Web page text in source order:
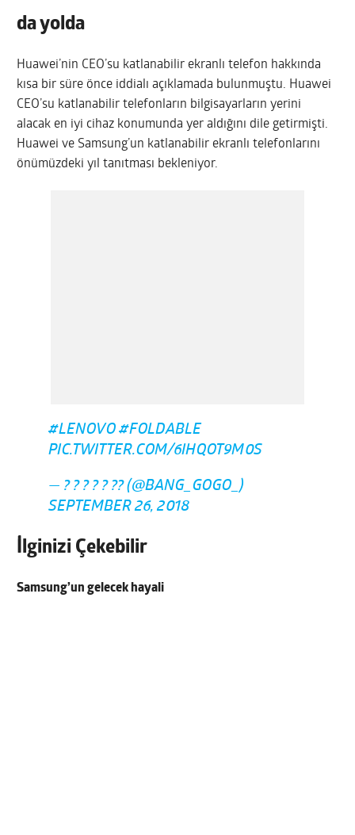
da yolda
Huawei’nin CEO’su katlanabilir ekranlı telefon hakkında
kısa bir süre önce iddialı açıklamada bulunmuştu. Huawei
CEO’su katlanabilir telefonların bilgisayarların yerini
alacak en iyi cihaz konumunda yer aldığını dile getirmişti.
Huawei ve Samsung’un katlanabilir ekranlı telefonlarını
önümüzdeki yıl tanıtması bekleniyor.
#LENOVO #FOLDABLE
PIC.TWITTER.COM/6IHQOT9M0S
— ? ?️ ? ? ? ?? (@BANG_GOGO_)
SEPTEMBER 26, 2018
İlginizi Çekebilir
Samsung’un gelecek hayali